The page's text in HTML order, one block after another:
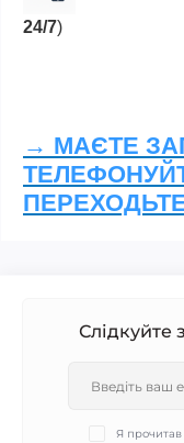
24/7)
→ МАЄТЕ
Слідкуйте
Я прочитав